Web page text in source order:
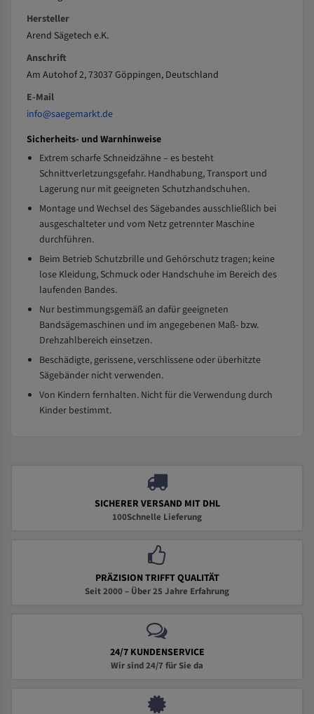
Hersteller
Arend Sägetech e.K.
Anschrift
Am Autohof 2, 73037 Göppingen, Deutschland
E-Mail
info@saegemarkt.de
Sicherheits- und Warnhinweise
Extrem scharfe Schneidzähne – es besteht
Schnittverletzungsgefahr. Handhabung, Transport und
Lagerung nur mit geeigneten Schutzhandschuhen.
Montage und Wechsel des Sägebandes ausschließlich bei
ausgeschalteter und vom Netz getrennter Maschine
durchführen.
Beim Betrieb Schutzbrille und Gehörschutz tragen; keine
lose Kleidung, Schmuck oder Handschuhe im Bereich des
laufenden Bandes.
Nur bestimmungsgemäß an dafür geeigneten
Bandsägemaschinen und im angegebenen Maß- bzw.
Drehzahlbereich einsetzen.
Beschädigte, gerissene, verschlissene oder überhitzte
Sägebänder nicht verwenden.
Von Kindern fernhalten. Nicht für die Verwendung durch
Kinder bestimmt.
SICHERER VERSAND MIT DHL
100Schnelle Lieferung
PRÄZISION TRIFFT QUALITÄT
Seit 2000 – Über 25 Jahre Erfahrung
24/7 KUNDENSERVICE
Wir sind 24/7 für Sie da